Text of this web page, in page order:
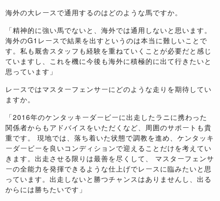
海外の大レースで通用するのはどのような馬ですか。
「精神的に強い馬でないと、海外では通用しないと思います。
海外のG1レースで結果を出すというのは本当に難しいことで
す。私も厩舎スタッフも経験を重ねていくことが必要だと感じ
ていますし、これを機に今後も海外に積極的に出て行きたいと
思っています」
レースではマスターフェンサーにどのような走りを期待してい
ますか。
「2016年のケンタッキーダービーに出走したラニに携わった
関係者からもアドバイスをいただくなど、周囲のサポートも貴
重です。 現地では、落ち着いた状態で調教を進め、ケンタッキ
ーダービーを良いコンディションで迎えることだけを考えてい
きます。出走させる限りは最善を尽くして、 マスターフェンサ
ーの全能力を発揮できるような仕上げでレースに臨みたいと思
っています。出走しないと勝つチャンスはありませんし、出る
からには勝ちたいです」